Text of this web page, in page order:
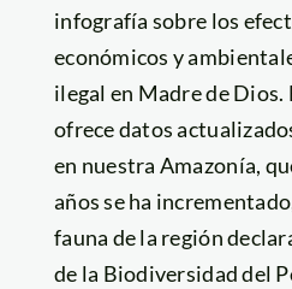
infografía sobre los
económicos y
ilegal en Madre de
ofrece datos
en nuestra Amazonía,
años se ha
fauna de la región
de la Biodiversidad del